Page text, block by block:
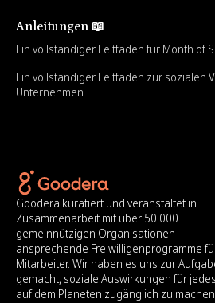
Anleitungen 📖
Ein vollständiger Leitfaden für Month of
Ein vollständiger Leitfaden zur sozialen
Unternehmen
Goodera kuratiert und veranstaltet in
Zusammenarbeit mit über 50.000
gemeinnützigen Organisationen
ansprechende Freiwilligenprogramme
Mitarbeiter. Wir haben es uns zur
gemacht, soziale Auswirkungen für
auf dem Planeten zugänglich zu